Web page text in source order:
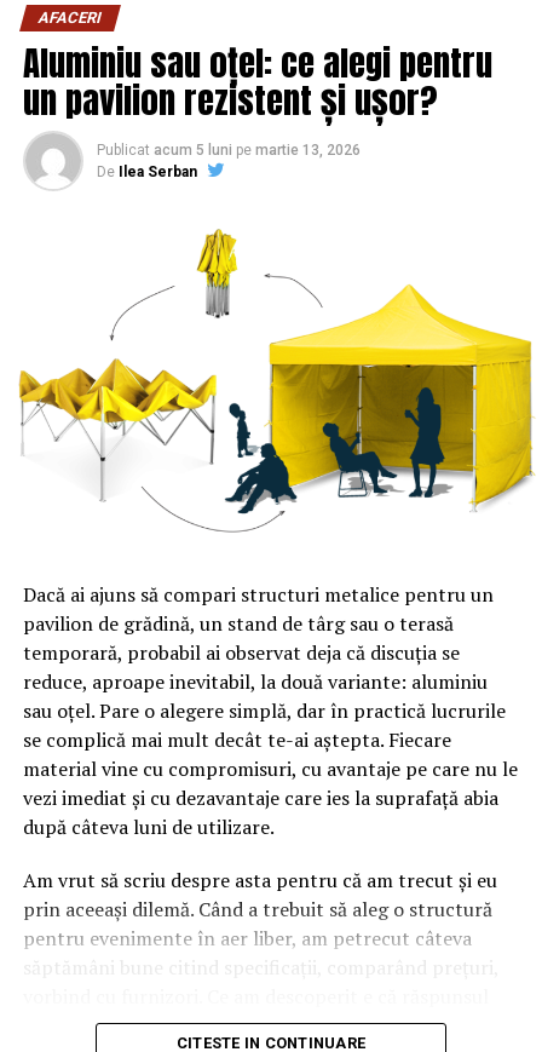
AFACERI
Aluminiu sau oțel: ce alegi pentru
un pavilion rezistent și ușor?
Publicat acum 5 luni pe martie 13, 2026
De
Ilea Serban
Dacă ai ajuns să compari structuri metalice pentru un
pavilion de grădină, un stand de târg sau o terasă
temporară, probabil ai observat deja că discuția se
reduce, aproape inevitabil, la două variante: aluminiu
sau oțel. Pare o alegere simplă, dar în practică lucrurile
se complică mai mult decât te-ai aștepta. Fiecare
material vine cu compromisuri, cu avantaje pe care nu le
vezi imediat și cu dezavantaje care ies la suprafață abia
după câteva luni de utilizare.
Am vrut să scriu despre asta pentru că am trecut și eu
prin aceeași dilemă. Când a trebuit să aleg o structură
pentru evenimente în aer liber, am petrecut câteva
săptămâni bune citind specificații, comparând prețuri,
„corect” depinde mult de context, de cât de des muți
CITESTE IN CONTINUARE